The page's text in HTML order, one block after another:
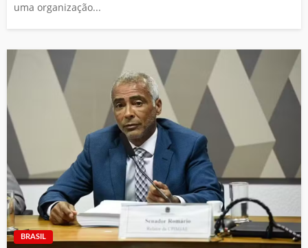
uma organização...
BRASIL